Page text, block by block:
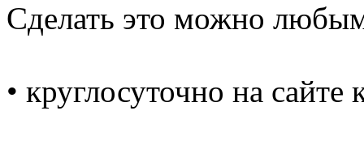
Сделать это можно
• круглосуточно на